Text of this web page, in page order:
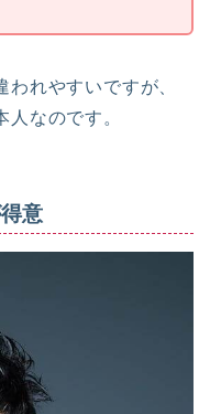
れやすいですが、
なのです。
意